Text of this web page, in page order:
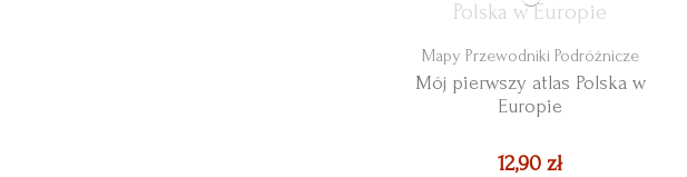
Mapy Przewodniki Podróżnicze
Mój pierwszy atlas Polska w
Europie
12,90 zł